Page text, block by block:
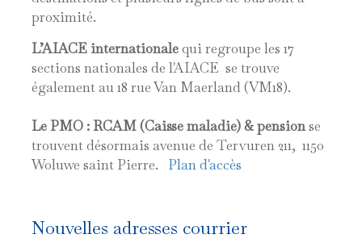
proximité.
L’AIACE internationalequi regroupe les 17
sections nationales de l'AIACE se trouve
également au 18 rue Van Maerland (VM18).
Le PMO : RCAM (Caisse maladie) & pensionse
trouvent désormais avenue de Tervuren 211, 1150
Woluwe saint Pierre. Plan d'accès
Nouvelles adresses courrier